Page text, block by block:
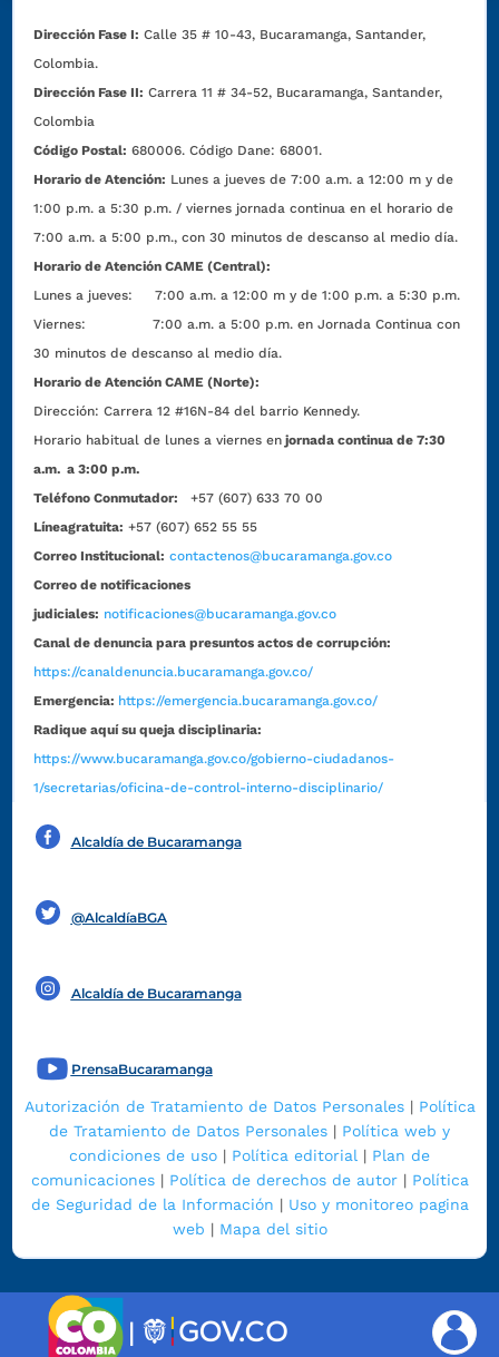
Dirección Fase I: Calle 35 # 10-43, Bucaramanga, Santander,
Colombia.
Dirección Fase II: Carrera 11 # 34-52, Bucaramanga, Santander,
Colombia
Código Postal: 680006. Código Dane: 68001.
Horario de Atención: Lunes a jueves de 7:00 a.m. a 12:00 m y de
1:00 p.m. a 5:30 p.m. / viernes jornada continua en el horario de
7:00 a.m. a 5:00 p.m., con 30 minutos de descanso al medio día.
Horario de Atención CAME (Central):
Lunes a jueves: 7:00 a.m. a 12:00 m y de 1:00 p.m. a 5:30 p.m.
Viernes: 7:00 a.m. a 5:00 p.m. en Jornada Continua con
30 minutos de descanso al medio día.
Horario de Atención CAME (Norte):
Dirección:Carrera 12 #16N-84 del barrio Kennedy.
Horario habitual de lunes a viernes en jornada continua de 7:30
a.m. a 3:00 p.m.
Teléfono Conmutador:
+57 (607) 633 70 00
Líneagratuita: +57 (607) 652 55 55
Correo Institucional: contactenos@bucaramanga.gov.co
Correo de notificaciones
judiciales: notificaciones@bucaramanga.gov.co
Canal de denuncia para presuntos actos de corrupción:
https://canaldenuncia.bucaramanga.gov.co/
Emergencia: https://emergencia.bucaramanga.gov.co/
Radique aquí su queja disciplinaria:
https://www.bucaramanga.gov.co/gobierno-ciudadanos-
1/secretarias/oficina-de-control-interno-disciplinario/
Alcaldía de Bucaramanga
@AlcaldíaBGA
Alcaldía de Bucaramanga
PrensaBucaramanga
Autorización de Tratamiento de Datos Personales| Política
de Tratamiento de Datos Personales | Política web y
condiciones de uso | Política editorial | Plan de
comunicaciones| Política de derechos de autor| Política
de Seguridad de la Información | Uso y monitoreo pagina
web | Mapa del sitio
|